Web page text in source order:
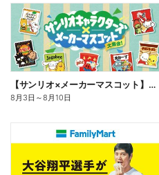
【サンリオ×メーカーマスコット】オリジナルグッズ貰える!
8月3日 ～8月10日